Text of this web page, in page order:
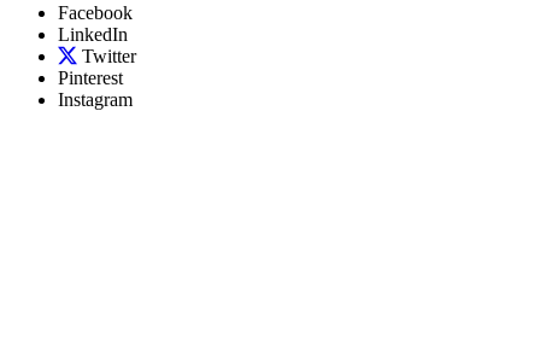
Facebook
LinkedIn
Twitter
Pinterest
Instagram